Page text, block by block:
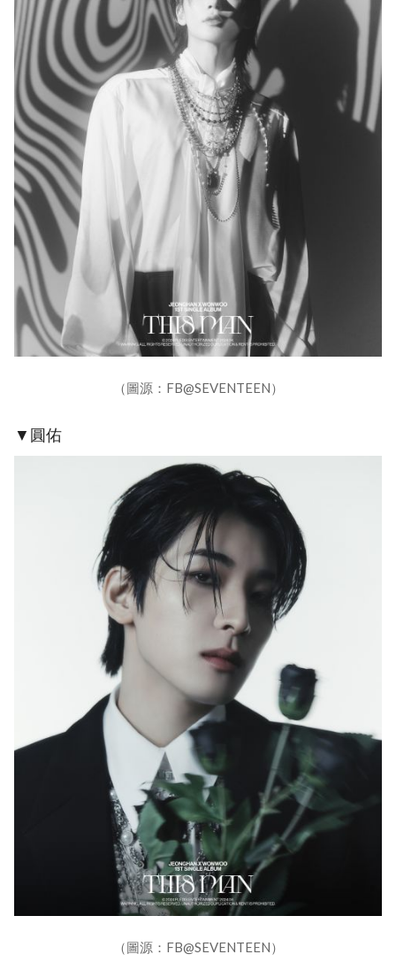
（圖源：FB@SEVENTEEN）
▼圓佑
（圖源：FB@SEVENTEEN）